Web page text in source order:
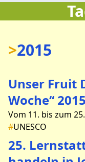
>2015
Unser Fruit
Woche‘‘ 2015
#UNESCO
25.